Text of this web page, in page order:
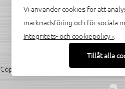
Copyright © 2026 Permanova
Vi använder cookies för att
marknadsföring och för sociala
Integritets- och cookiepolicy ›.
Tillåt alla